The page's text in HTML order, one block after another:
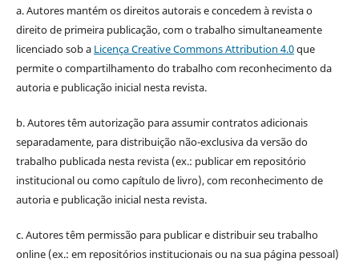
a. Autores mantém os direitos autorais e concedem à revista o
direito de primeira publicação, com o trabalho simultaneamente
licenciado sob a Licença Creative Commons Attribution 4.0que
permite o compartilhamento do trabalho com reconhecimento da
autoria e publicação inicial nesta revista.
b. Autores têm autorização para assumir contratos adicionais
separadamente, para distribuição não-exclusiva da versão do
trabalho publicada nesta revista (ex.: publicar em repositório
institucional ou como capítulo de livro), com reconhecimento de
autoria e publicação inicial nesta revista.
c. Autores têm permissão para publicar e distribuir seu trabalho
online (ex.: em repositórios institucionais ou na sua página pessoal)